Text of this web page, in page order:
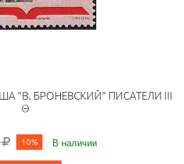
"В. БРОНЕВСКИЙ" ПИСАТЕЛИ III
Θ
10% В наличии